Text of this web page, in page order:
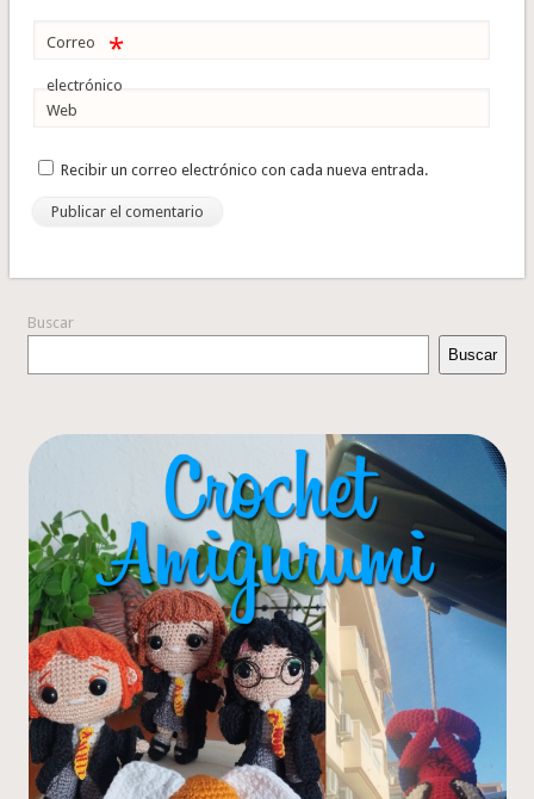
Correo
electrónico
*
Web
Recibir un correo electrónico con cada nueva entrada.
Buscar
Buscar